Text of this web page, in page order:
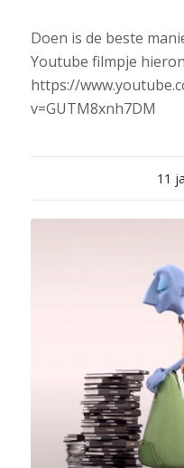
Doen is de beste
Youtube filmpje
https://
v=GUTM8xnh7DM
11